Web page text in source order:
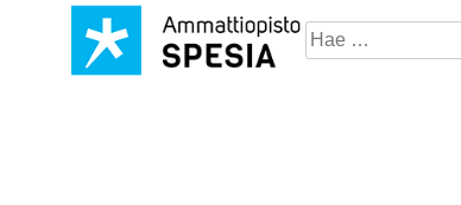
Hae
sivustosta